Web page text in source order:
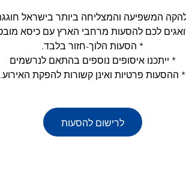
* ההסעות פרטיות ואינן קשורות להפקת האירוע.
לרישום להסעות